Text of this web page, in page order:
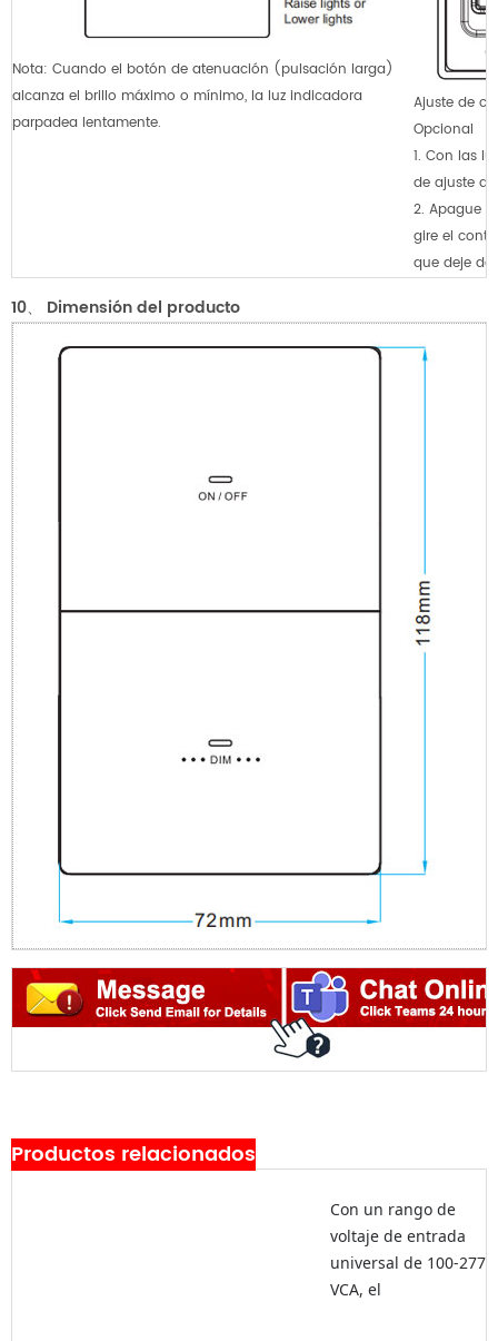
Nota: Cuando el botón de atenuación (pulsación larga)
alcanza el brillo máximo o mínimo, la luz indicadora
parpadea lentamente.
Ajuste de
Opcional
1. Con las
de ajuste
2. Apague
gire el
que deje de
10、 Dimensión del producto
Productos relacionados
Con un rango de
voltaje de entrada
universal de 100-277